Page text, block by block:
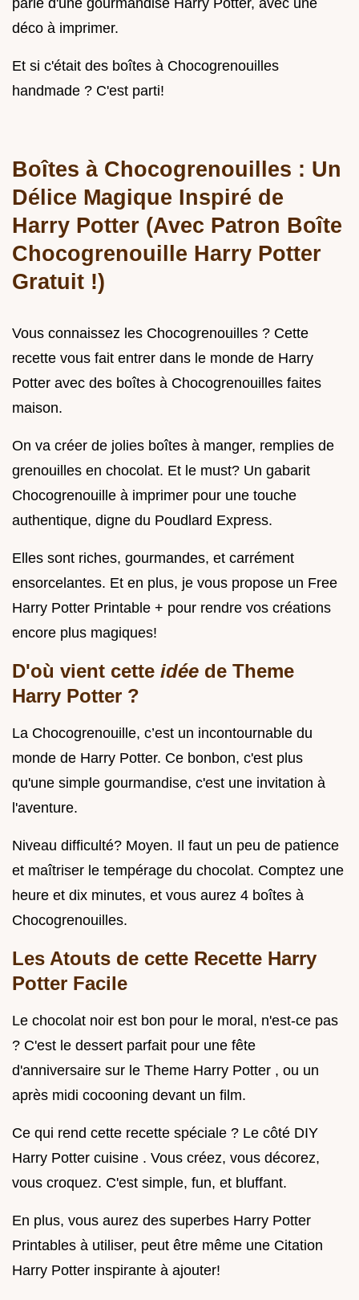
déco à imprimer.
Et si c'était des boîtes à Chocogrenouilles
handmade ? C'est parti!
Boîtes à Chocogrenouilles : Un
Délice Magique Inspiré de
Harry Potter (Avec Patron Boîte
Chocogrenouille Harry Potter
Gratuit !)
Vous connaissez les Chocogrenouilles ? Cette
recette vous fait entrer dans le monde de Harry
Potter avec des boîtes à Chocogrenouilles faites
maison.
On va créer de jolies boîtes à manger, remplies de
grenouilles en chocolat. Et le must? Un gabarit
Chocogrenouille à imprimer pour une touche
authentique, digne du Poudlard Express.
Elles sont riches, gourmandes, et carrément
ensorcelantes. Et en plus, je vous propose un Free
Harry Potter Printable + pour rendre vos créations
encore plus magiques!
D'où vient cette idée de Theme
Harry Potter ?
La Chocogrenouille, c’est un incontournable du
monde de Harry Potter. Ce bonbon, c'est plus
qu'une simple gourmandise, c'est une invitation à
l'aventure.
Niveau difficulté? Moyen. Il faut un peu de patience
et maîtriser le tempérage du chocolat. Comptez une
heure et dix minutes, et vous aurez 4 boîtes à
Chocogrenouilles.
Les Atouts de cette Recette Harry
Potter Facile
Le chocolat noir est bon pour le moral, n'est-ce pas
? C'est le dessert parfait pour une fête
d'anniversaire sur le Theme Harry Potter , ou un
après midi cocooning devant un film.
Ce qui rend cette recette spéciale ? Le côté DIY
Harry Potter cuisine . Vous créez, vous décorez,
vous croquez. C'est simple, fun, et bluffant.
En plus, vous aurez des superbes Harry Potter
Printables à utiliser, peut être même une Citation
Harry Potter inspirante à ajouter!